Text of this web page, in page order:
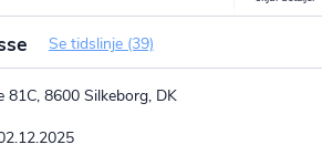
Se tidslinje (39)
81C, 8600 Silkeborg, DK